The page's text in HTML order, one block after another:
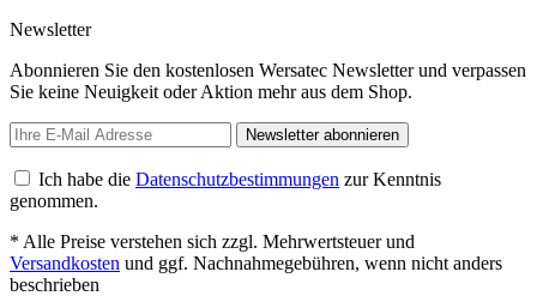
Newsletter
Abonnieren Sie den kostenlosen Wersatec Newsletter und verpassen
Sie keine Neuigkeit oder Aktion mehr aus dem Shop.
Newsletter abonnieren
Ich habe die Datenschutzbestimmungen zur Kenntnis
genommen.
* Alle Preise verstehen sich zzgl. Mehrwertsteuer und
Versandkosten und ggf. Nachnahmegebühren, wenn nicht anders
beschrieben